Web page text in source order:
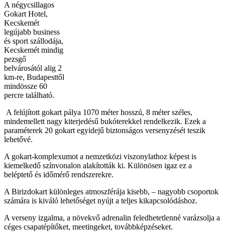
A négycsillagos
Gokart Hotel,
Kecskemét
legújabb business
és sport szállodája,
Kecskemét mindig
pezsgő
belvárosától alig 2
km-re, Budapesttől
mindössze 60
percre található.
A felújított gokart pálya 1070 méter hosszú, 8 méter széles,
mindemellett nagy kiterjedésű bukóterekkel rendelkezik. Ezek a
paraméterek 20 gokart egyidejű biztonságos versenyzését teszik
lehetővé.
A gokart-komplexumot a nemzetközi viszonylathoz képest is
kiemelkedő színvonalon alakították ki. Különösen igaz ez a
beléptető és időmérő rendszerekre.
A Birizdokart különleges atmoszférája kisebb, – nagyobb csoportok
számára is kiváló lehetőséget nyújt a teljes kikapcsolódáshoz.
A verseny izgalma, a növekvő adrenalin feledhetetlenné varázsolja a
céges csapatépítőket, meetingeket, továbbképzéseket.